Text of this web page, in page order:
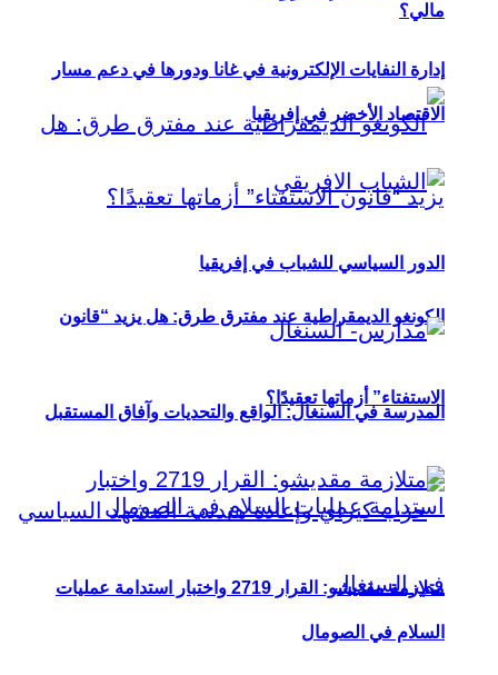
مالي؟
الكونغو الديمقراطية عند مفترق طرق: هل يزيد “قانون
الاستفتاء” أزماتها تعقيدًا؟
إدارة النفايات الإلكترونية في غانا ودورها في دعم مسار
الاقتصاد الأخضر في إفريقيا
الدور السياسي للشباب في إفريقيا
المدرسة في السنغال: الواقع والتحديات وآفاق المستقبل
متلازمة مقديشو: القرار 2719 واختبار استدامة عمليات
السلام في الصومال